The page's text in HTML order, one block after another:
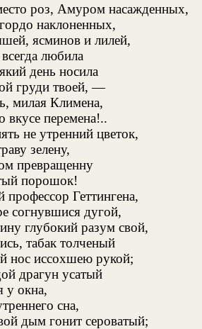
роз, Амуром насажденных,
наклоненных,
ясминов и лилей,
любила
день носила
груди твоей, —
милая Климена,
вкусе перемена!..
не утренний цветок,
зелену,
превращенну
порошок!
Геттингена,
согнувшися дугой,
глубокий разум свой,
табак толченый
нос иссохшею рукой;
драгун усатый
у окна,
сна,
дым гонит сероватый;